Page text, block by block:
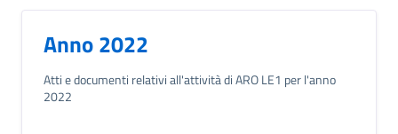
Anno 2022
Atti e documenti relativi all'attività di ARO LE1 per l'anno
2022